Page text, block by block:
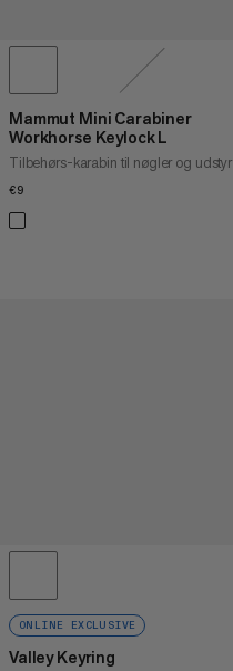
Mammut Mini Carabiner
Workhorse Keylock L
Tilbehørs-karabin til nøgler og udstyr
€9
ONLINE EXCLUSIVE
Valley Keyring